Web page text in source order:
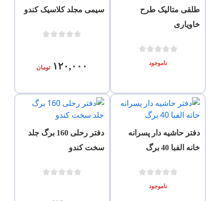
طلقی متالیک طرح
خاویاری
ناموجود
سیمی مجلد کلاسیک کندو
۱۲۰,۰۰۰ تومان
دفتر حاشیه دار پسرانه
خانه الفبا 40 برگ
ناموجود
دفتر رحلی 160 برگ جلد
سخت کندو